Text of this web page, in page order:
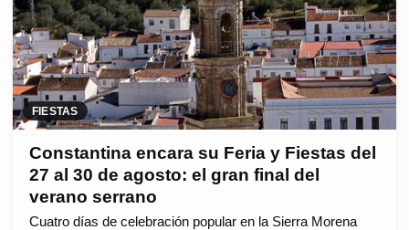
FIESTAS
Constantina encara su Feria y Fiestas del
27 al 30 de agosto: el gran final del
verano serrano
Cuatro días de celebración popular en la Sierra Morena